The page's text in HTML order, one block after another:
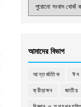
আমাদের বিভাগ
আন্তর্জাতিক ঈদ
ক্রীড়াঙ্গন জাতীয়